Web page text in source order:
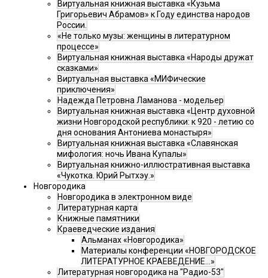
Виртуальная книжная выставка «Кузьма
Григорьевич Абрамов» к Году единства народов
России.
«Не только музы: женщины в литературном
процессе»
Виртуальная книжная выставка «Народы дружат
сказками»
Виртуальная выставка «МИФические
приключения»
Надежда Петровна Ламанова - модельер
Виртуальная книжная выставка «Центр духовной
жизни Новгородской республики: к 920 - летию со
дня основания Антониева монастыря»
Виртуальная книжная выставка «Славянская
мифология: ночь Ивана Купалы»
Виртуальная книжно-иллюстративная выставка
«Чукотка. Юрий Рытхэу.»
Новгородика
Новгородика в электронном виде
Литературная карта
Книжные памятники
Краеведческие издания
Альманах «Новгородика»
Материалы конференции «НОВГОРОДСКОЕ
ЛИТЕРАТУРНОЕ КРАЕВЕДЕНИЕ...»
Литературная новгородика на "Радио-53"